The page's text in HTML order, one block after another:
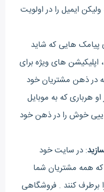
ایمیل را در اولویت
پیامک هایی که شاید
های ویژه برای
در ذهن مشتریان خود
او هرباری که به موبایل
خوش را در ذهن خود
: در سایت خود
که همه مشتریان شما
را برطرف کنند . فروشگاهی